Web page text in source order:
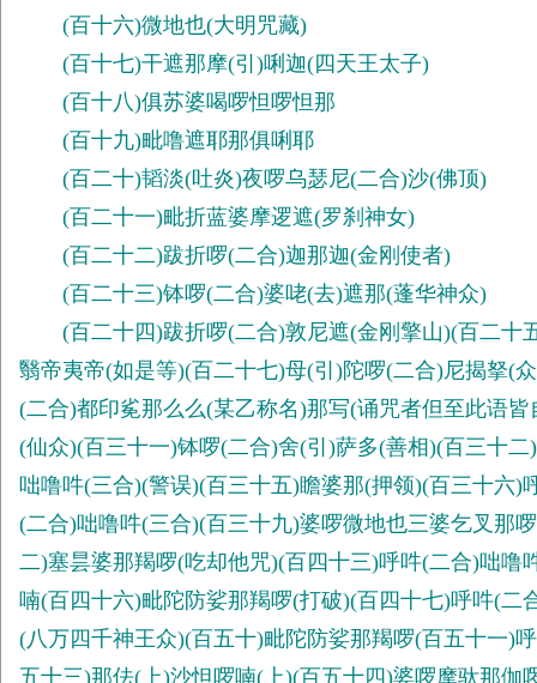
(百十六)微地也(大明咒藏)
(百十七)干遮那摩(引)唎迦(四天王太子)
(百十八)俱苏婆喝啰怛啰怛那
(百十九)毗噜遮耶那俱唎耶
(百二十)韬淡(吐炎)夜啰乌瑟尼(二合)沙(佛顶)
(百二十一)毗折蓝婆摩逻遮(罗刹神女)
(百二十二)跋折啰(二合)迦那迦(金刚使者)
(百二十三)钵啰(二合)婆咾(去)遮那(蓬华神众)
(百二十四)跋折啰(二合)敦尼遮(金刚擎山)(百二十
翳帝夷帝(如是等)(百二十七)母(引)陀啰(二合)尼揭拏(
(二合)都印㝹那么么(某乙称名)那写(诵咒者但至此语
(仙众)(百三十一)钵啰(二合)舍(引)萨多(善相)(百三十
咄噜吽(三合)(警误)(百三十五)瞻婆那(押领)(百三十六
(二合)咄噜吽(三合)(百三十九)婆啰微地也三婆乞叉那
二)塞昙婆那羯啰(吃却他咒)(百四十三)呼吽(二合)咄
喃(百四十六)毗陀防娑那羯啰(打破)(百四十七)呼吽(
(八万四千神王众)(百五十)毗陀防娑那羯啰(百五十一)
五十三)那佉(上)沙怛啰喃(上)(百五十四)婆啰摩驮那